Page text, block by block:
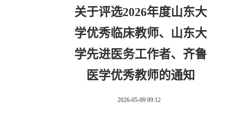
关于评选2026年度山东大
学优秀临床教师、山东大
学先进医务工作者、齐鲁
医学优秀教师的通知
2026-05-09 09:12